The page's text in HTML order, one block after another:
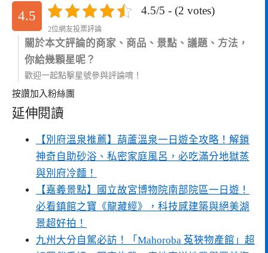
4.5 4.5/5 - (2 votes)
2位網友投票評論
關於本文評論的商家、商品、景點、議題、方法，
你給幾顆星呢？
歡迎一起點擊星號參與評論唷！
按讚加入粉絲團
延伸閱讀
【別府溫泉推薦】葫蘆溫泉一日遊全攻略！解鎖
神奇自助砂浴、私密家庭風呂，必吃滿分地獄蒸
與別府冷麵！
【嘉義景點】國立故宮博物院南部院區一日遊！
必看鎮館之寶《龍藏經》，科技感建築與絕美湖
景超好拍！
九州大分自駕必訪！「Mahoroba 菟狹物產館」超